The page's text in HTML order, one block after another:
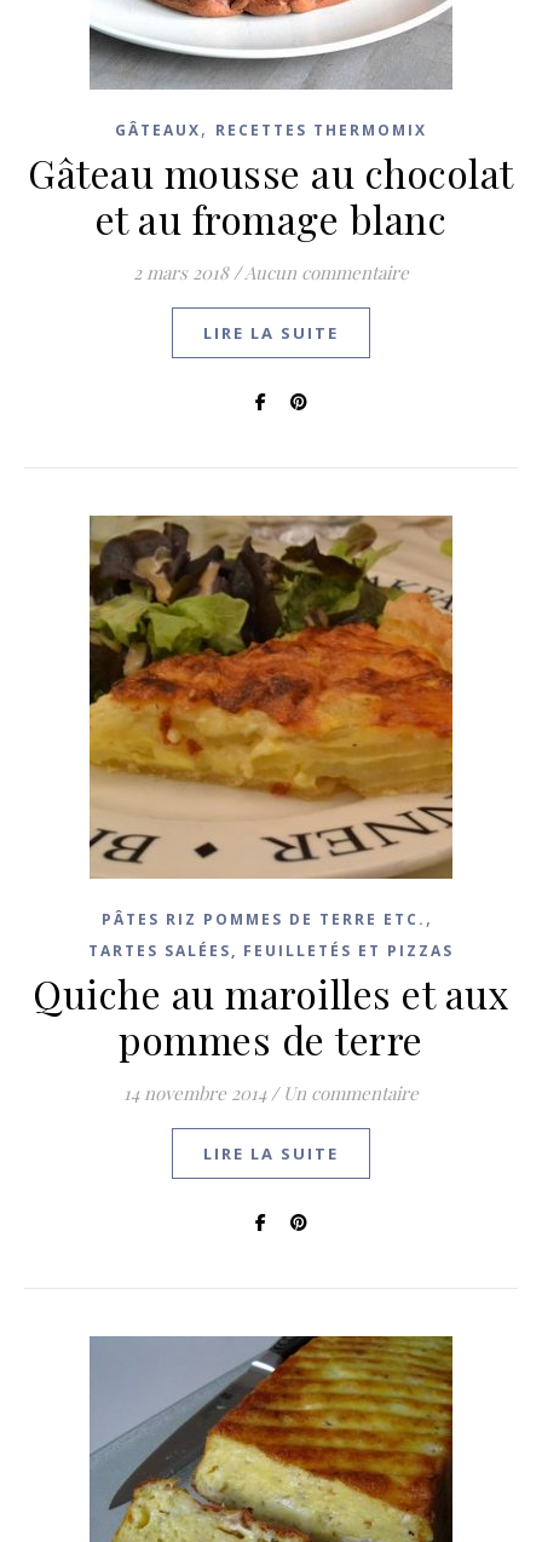
GÂTEAUX, RECETTES THERMOMIX
Gâteau mousse au chocolat
et au fromage blanc
2 mars 2018 /Aucun commentaire
LIRE LA SUITE
PÂTES RIZ POMMES DE TERRE ETC. ,
TARTES SALÉES, FEUILLETÉS ET PIZZAS
Quiche au maroilles et aux
pommes de terre
14 novembre 2014 / Un commentaire
LIRE LA SUITE